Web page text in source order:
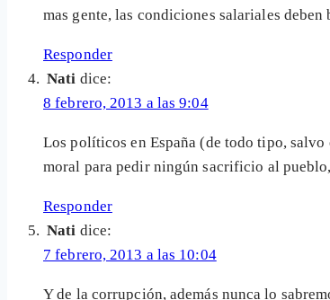
mas gente, las condiciones salariales
Responder
Nati dice:
8 febrero, 2013 a las 9:04
Los políticos en España (de todo tipo,
moral para pedir ningún sacrificio al
Responder
Nati dice:
7 febrero, 2013 a las 10:04
Y de la corrupción, además nunca lo